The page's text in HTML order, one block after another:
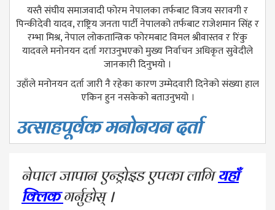
यस्तै संघीय समाजवादी फोरम नेपालका तर्फबाट विजय सरावगी र
पिन्कीदेवी यादव, राष्ट्रिय जनता पार्टी नेपालको तर्फबाट राजेशमान सिंह र
रम्भा मिश्र, नेपाल लोकतान्त्रिक फोरमबाट विमल श्रीवास्तव र रिंकु
यादवले मनोनयन दर्ता गराउनुभएको मुख्य निर्वाचन अधिकृत सुवेदीले
जानकारी दिनुभयो ।
उहाँले मनोनयन दर्ता जारी नै रहेका कारण उम्मेदवारी दिनेको संख्या हाल
एकिन हुन नसकेको बताउनुभयो ।
उत्साहपूर्वक मनोनयन दर्ता
नेपाल जापान एन्ड्रोइड एपका लागियहाँ
क्लिकगर्नुहोस् ।